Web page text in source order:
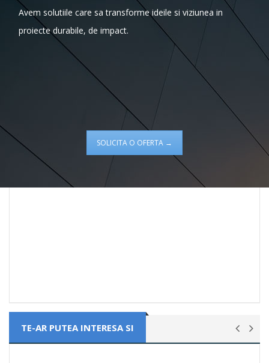
Avem solutiile care sa transforme ideile si viziunea in
proiecte durabile, de impact.
SOLICITA O OFERTA →
TE-AR PUTEA INTERESA SI